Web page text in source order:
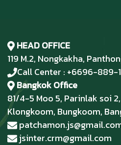
HEAD OFFICE
119 M.2, Nongkakha,
Call Center : +6696-889-
Bangkok Office
81/4-5 Moo 5, Parinlak soi
Klongkoom, Bungkoom,
jsinter.crm@gmail.com